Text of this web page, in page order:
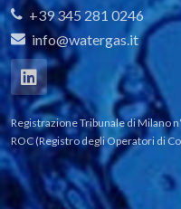
+39 345 281 0246
info@watergas.it
Registrazione Tribunale di Milano
ROC (Registro degli Operatori di